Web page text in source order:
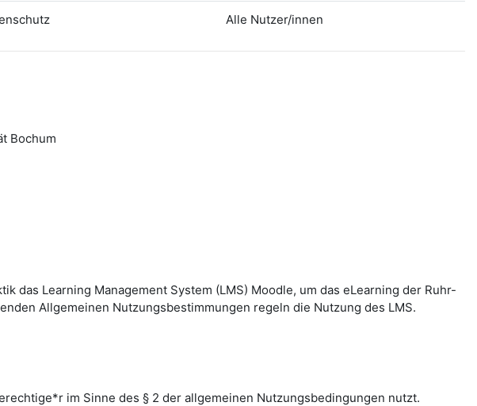
Alle Nutzer/innen
Bochum
das Learning Management System (LMS) Moodle, um das eLearning der Ruhr-
Allgemeinen Nutzungsbestimmungen regeln die Nutzung des LMS.
im Sinne des § 2 der allgemeinen Nutzungsbedingungen nutzt.